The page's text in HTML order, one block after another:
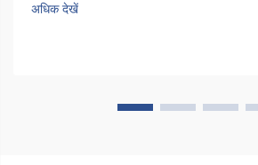
अधिक देखें